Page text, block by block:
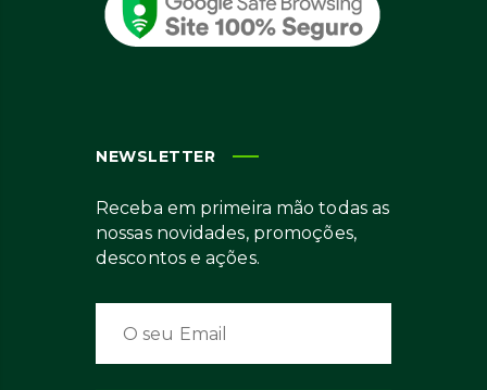
NEWSLETTER
Receba em primeira mão todas as
nossas novidades, promoções,
descontos e ações.